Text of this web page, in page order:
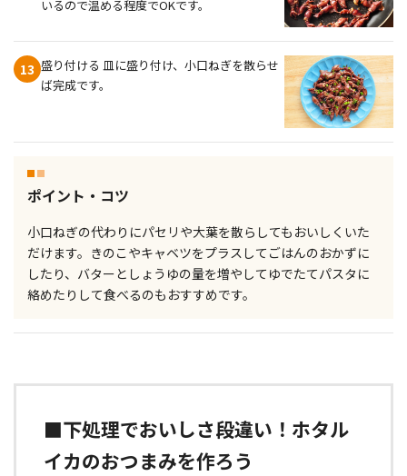
いるので温める程度でOKです。
13 盛り付ける 皿に盛り付け、小口ねぎを散らせ
ば完成です。
ポイント・コツ
小口ねぎの代わりにパセリや大葉を散らしてもおいしくいた
だけます。きのこやキャベツをプラスしてごはんのおかずに
したり、バターとしょうゆの量を増やしてゆでたてパスタに
絡めたりして食べるのもおすすめです。
■下処理でおいしさ段違い！ホタル
イカのおつまみを作ろう